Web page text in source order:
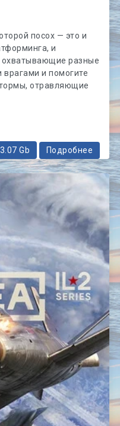
посох — это и
и
охватывающие разные
врагами и помогите
отравляющие
3.07 Gb Подробнее